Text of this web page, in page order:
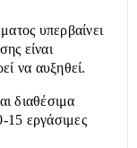
υπερβαίνει
είναι
να αυξηθεί.
διαθέσιμα
15 εργάσιμες